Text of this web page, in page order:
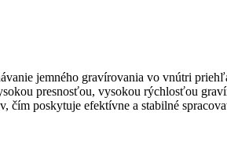
jemného gravírovania vo vnútri
presnosťou, vysokou rýchlosťou
poskytuje efektívne a stabilné